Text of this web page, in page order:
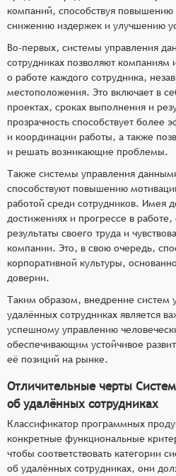
компаний, способствуя
снижению издержек и улучшению
Во-первых, системы управления
сотрудниках позволяют компаниям
о работе каждого сотрудника,
местоположения. Это включает в
проектах, сроках выполнения и
прозрачность способствует более
и координации работы, а также
и решать возникающие проблемы.
Также системы управления
способствуют повышению
работой среди сотрудников. Имея
достижениях и прогрессе в работе,
результаты своего труда и
компании. Это, в свою очередь,
корпоративной культуры,
доверии.
Таким образом, внедрение систем
удалённых сотрудниках является
успешному управлению
обеспечивающим устойчивое
её позиций на рынке.
Отличительные черты
об удалённых сотрудниках
Классификатор программных
конкретные функциональные
чтобы соответствовать категории
об удалённых сотрудниках, они